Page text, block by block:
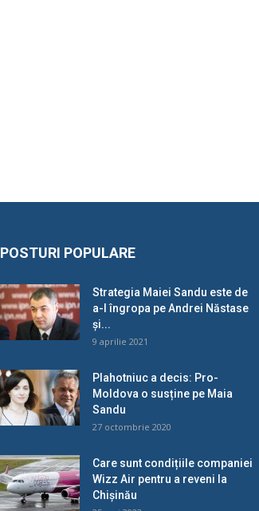
POSTURI POPULARE
Strategia Maiei Sandu este de
a-l îngropa pe Andrei Năstase
și...
9 aprilie 2021
Plahotniuc a decis: Pro-
Moldova o susține pe Maia
Sandu
27 octombrie 2020
Care sunt condițiile companiei
Wizz Air pentru a reveni la
Chișinău